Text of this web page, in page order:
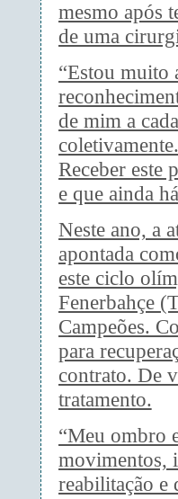
mesmo após
de uma
“Estou muito
de mim a
Receber este
e que ainda
Neste ano, a
apontada
este ciclo
Fenerbahçe
Campeões.
para
contrato. De
tratamento.
“Meu ombro
movimentos,
reabilitação e